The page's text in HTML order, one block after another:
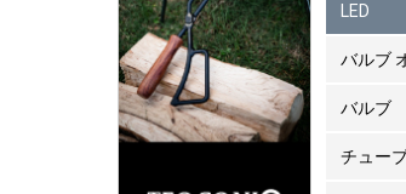
LED
バルブ
バルブ
チュー